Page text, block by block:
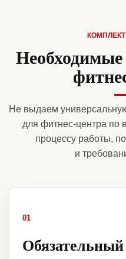
Не выдаем
для фитнес-центра по
процессу работы,
и
01